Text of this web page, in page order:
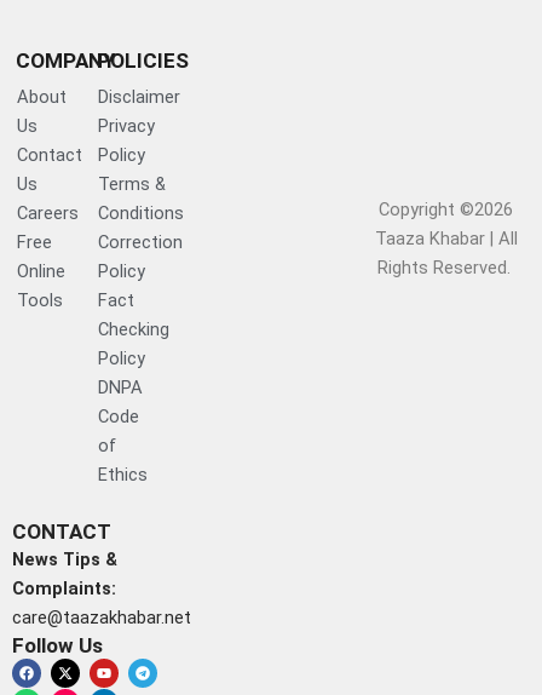
COMPANY
About
Us
Contact
Us
Careers
Free
Online
Tools
POLICIES
Disclaimer
Privacy
Policy
Terms &
Conditions
Correction
Policy
Fact
Checking
Policy
DNPA
Code
of
Ethics
CONTACT
News Tips &
Complaints:
care@taazakhabar.net
Follow Us
F
a
X
-
Y
o
T
e
W
h
I
n
L
i
Copyright ©2026
Taaza Khabar | All
Rights Reserved.​